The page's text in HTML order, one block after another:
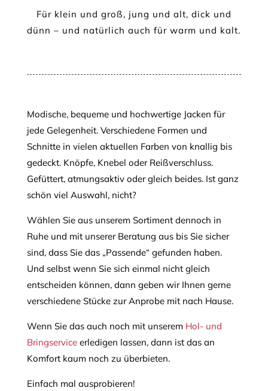
Für klein und groß, jung und alt, dick und
dünn – und natürlich auch für warm und kalt.
Modische, bequeme und hochwertige Jacken für
jede Gelegenheit. Verschiedene Formen und
Schnitte in vielen aktuellen Farben von knallig bis
gedeckt. Knöpfe, Knebel oder Reißverschluss.
Gefüttert, atmungsaktiv oder gleich beides. Ist ganz
schön viel Auswahl, nicht?
Wählen Sie aus unserem Sortiment dennoch in
Ruhe und mit unserer Beratung aus bis Sie sicher
sind, dass Sie das „Passende“ gefunden haben.
Und selbst wenn Sie sich einmal nicht gleich
entscheiden können, dann geben wir Ihnen gerne
verschiedene Stücke zur Anprobe mit nach Hause.
Wenn Sie das auch noch mit unserem Hol- und
Bringservice erledigen lassen, dann ist das an
Komfort kaum noch zu überbieten.
Einfach mal ausprobieren!